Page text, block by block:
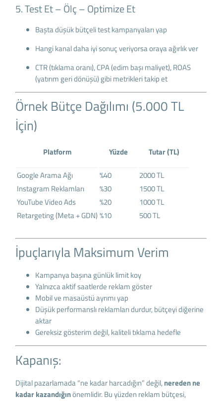
5. Test Et – Ölç – Optimize Et
Başta düşük bütçeli test kampanyaları yap
Hangi kanal daha iyi sonuç veriyorsa oraya ağırlık ver
CTR (tıklama oranı), CPA (edim başı maliyet), ROAS
(yatırım geri dönüşü) gibi metrikleri takip et
Örnek Bütçe Dağılımı (5.000 TL
İçin)
Platform Yüzde Tutar (TL)
Google Arama Ağı %40
2000 TL
Instagram Reklamları
%30
1500 TL
YouTube Video Ads
%20
1000 TL
Retargeting (Meta + GDN)%10 500 TL
İpuçlarıyla Maksimum Verim
Kampanya başına günlük limit koy
Yalnızca aktif saatlerde reklam göster
Mobil ve masaüstü ayrımı yap
Düşük performanslı reklamları durdur, bütçeyi diğerine
aktar
Gereksiz gösterim değil, kaliteli tıklama hedefle
Kapanış:
Dijital pazarlamada “ne kadar harcadığın” değil,nereden ne
kadar kazandığınönemlidir. Bu yüzden reklam bütçesi,